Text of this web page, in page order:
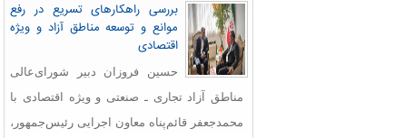
بررسی راهکارهای تسریع در رفع
موانع و توسعه مناطق آزاد و ویژه
اقتصادی
حسین فروزان دبیر شورای‌عالی
مناطق آزاد تجاری ـ صنعتی و ویژه اقتصادی با
محمدجعفر قائم‌پناه معاون اجرایی رئیس‌جمهور،